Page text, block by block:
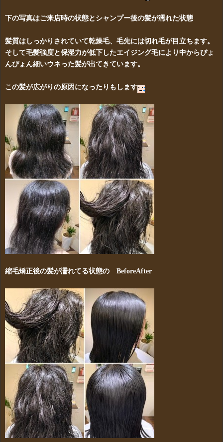
下の写真はご来店時の状態とシャンプー後の髪が濡れた状態
髪質はしっかりされていて乾燥毛、毛先には切れ毛が目立ちます。
そして毛髪強度と保湿力が低下したエイジング毛により中からぴょ
んぴょん細いウネった髪が出てきています。
この髪が広がりの原因になったりもします
縮毛矯正後の髪が濡れてる状態の BeforeAfter